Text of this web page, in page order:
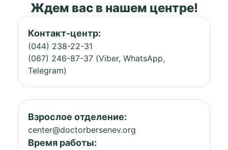
Ждем вас в нашем центре!
Контакт-центр:
(044) 238-22-31
(067) 246-87-37 (Viber, WhatsApp,
Telegram)
Взрослое отделение:
center@doctorbersenev.org
Время работы: